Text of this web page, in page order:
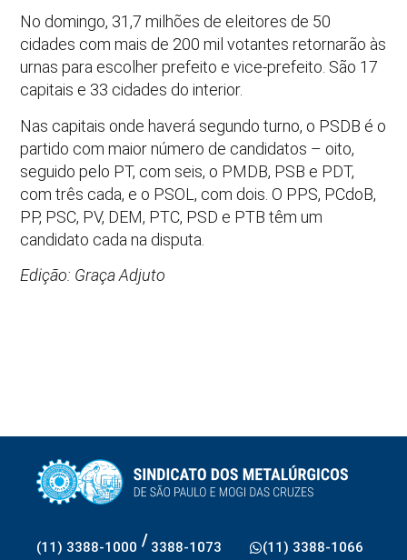
No domingo, 31,7 milhões de eleitores de 50
cidades com mais de 200 mil votantes retornarão às
urnas para escolher prefeito e vice-prefeito. São 17
capitais e 33 cidades do interior.
Nas capitais onde haverá segundo turno, o PSDB é o
partido com maior número de candidatos – oito,
seguido pelo PT, com seis, o PMDB, PSB e PDT,
com três cada, e o PSOL, com dois. O PPS, PCdoB,
PP, PSC, PV, DEM, PTC, PSD e PTB têm um
candidato cada na disputa.
Edição: Graça Adjuto
(11) 3388-1000 / 3388-1073 (11) 3388-1066